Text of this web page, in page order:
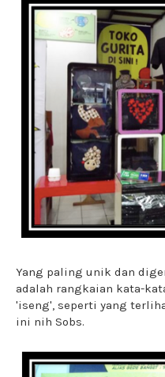
Yang paling unik dan
adalah rangkaian kata-
'iseng', seperti yang
ini nih Sobs.